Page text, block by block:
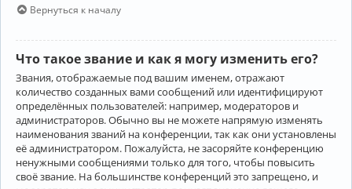
Вернуться к началу
Что такое звание и как я могу изменить его?
Звания, отображаемые под вашим именем, отражают
количество созданных вами сообщений или идентифицируют
определённых пользователей: например, модераторов и
администраторов. Обычно вы не можете напрямую изменять
наименования званий на конференции, так как они установлены
её администратором. Пожалуйста, не засоряйте конференцию
ненужными сообщениями только для того, чтобы повысить
своё звание. На большинстве конференций это запрещено, и